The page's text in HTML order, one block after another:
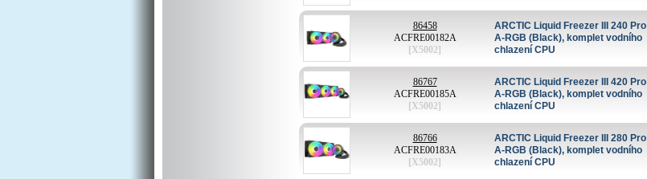
86458
ACFRE00182A
[X5002]
ARCTIC Liquid Freezer III 240 Pro
A-RGB (Black), komplet vodního
chlazení CPU
86767
ACFRE00185A
[X5002]
ARCTIC Liquid Freezer III 420 Pro
A-RGB (Black), komplet vodního
chlazení CPU
86766
ACFRE00183A
[X5002]
ARCTIC Liquid Freezer III 280 Pro
A-RGB (Black), komplet vodního
chlazení CPU